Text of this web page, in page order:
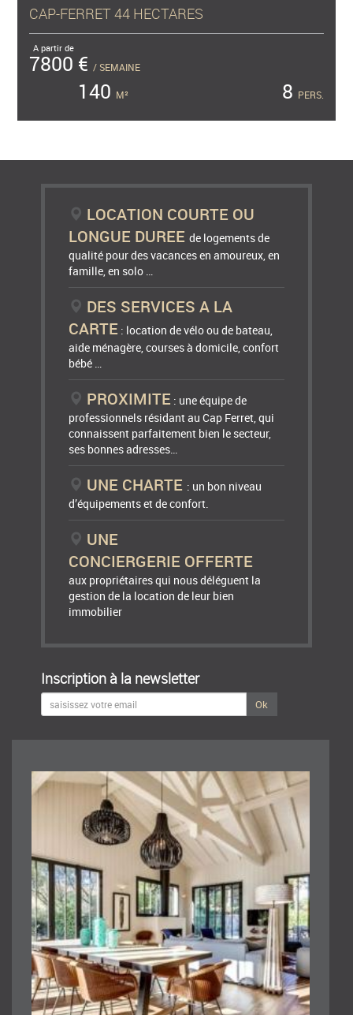
CAP-FERRET 44 HECTARES
A partir de
7800 € / SEMAINE
140 M² 8 PERS.
LOCATION COURTE OU
LONGUE DUREEde logements de
qualité pour des vacances en amoureux, en
famille, en solo …
DES SERVICES A LA
CARTE : location de vélo ou de bateau,
aide ménagère, courses à domicile, confort
bébé …
PROXIMITE : une équipe de
professionnels résidant au Cap Ferret, qui
connaissent parfaitement bien le secteur,
ses bonnes adresses…
UNE CHARTE : un bon niveau
d’équipements et de confort.
UNE
CONCIERGERIE OFFERTE
aux propriétaires qui nous déléguent la
gestion de la location de leur bien
immobilier
Inscription à la newsletter
Ok